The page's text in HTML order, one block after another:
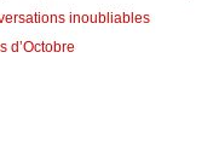
inoubliables
d’Octobre